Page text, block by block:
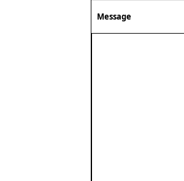
Message